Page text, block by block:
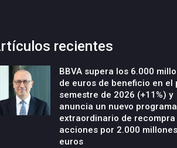
recientes
BBVA supera los 6.000
de euros de beneficio en el
semestre de 2026 (+11%) y
anuncia un nuevo programa
extraordinario de recompra
acciones por 2.000
euros